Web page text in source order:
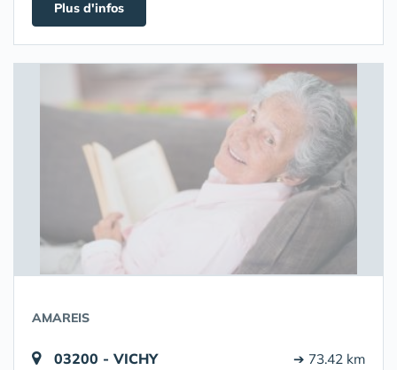
Plus d'infos
AMAREIS
03200 - VICHY ➔ 73.42 km